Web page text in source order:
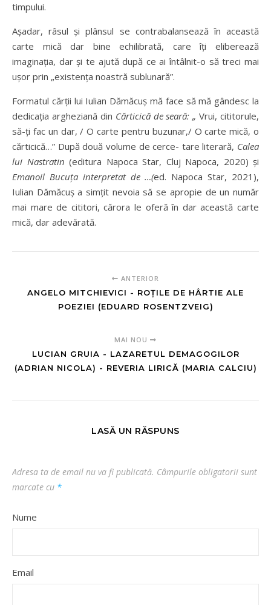
timpului.
Așadar, râsul și plânsul se contrabalansează în această
carte mică dar bine echilibrată, care îți eliberează
imaginația, dar și te ajută după ce ai întâlnit-o să treci mai
ușor prin „existența noastră sublunară”.
Formatul cărții lui Iulian Dămăcuș mă face să mă gândesc la
dedicația argheziană din Cărticică de seară: „Vrui, cititorule,
să-ți fac un dar, / O carte pentru buzunar,/ O carte mică, o
cărticică…” După două volume de cerce- tare literară, Calea
lui Nastratin (editura Napoca Star, Cluj Napoca, 2020) și
Emanoil Bucuța interpretat de …(ed. Napoca Star, 2021),
Iulian Dămăcuș a simțit nevoia să se apropie de un număr
mai mare de cititori, cărora le oferă în dar această carte
mică, dar adevărată.
ANTERIOR
ANGELO MITCHIEVICI - ROȚILE DE HÂRTIE ALE
POEZIEI (EDUARD ROSENTZVEIG)
MAI NOU
LUCIAN GRUIA - LAZARETUL DEMAGOGILOR
(ADRIAN NICOLA) - REVERIA LIRICĂ (MARIA CALCIU)
LASĂ UN RĂSPUNS
Adresa ta de email nu va fi publicată. Câmpurile obligatorii sunt
marcate cu *
Nume
Email